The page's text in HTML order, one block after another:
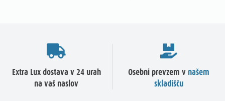
Extra Lux dostava v 24 urah
na vaš naslov
Osebni prevzem v našem
skladišču